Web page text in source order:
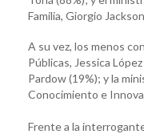
Familia, Giorgio
A su vez, los menos
Públicas, Jessica
Pardow (19%); y la
Conocimiento e
Frente a la